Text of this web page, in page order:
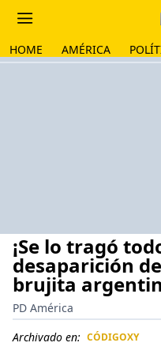
HOME AMÉRICA
¡Se lo tragó
desaparición
brujita
PD América
Archivado en: CÓDIGOXY